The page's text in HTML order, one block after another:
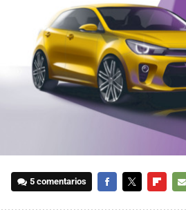
5 comentarios